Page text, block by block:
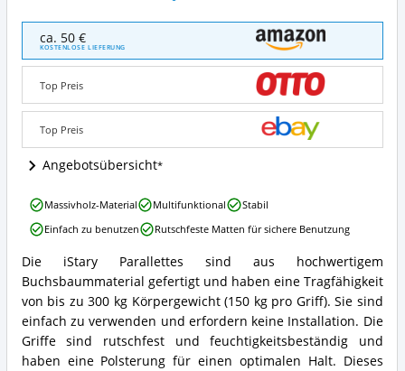
Parallettes
Angebote:
Parallettes
erhältlich?
ca. 50 €
KOSTENLOSE LIEFERUNG
Top Preis
Top Preis
Angebotsübersicht
iStary
Parallettes
Zusammenfassung:
Was
bietet
Parallettes?
Die iStary Parallettes sind aus hochwertigem
Buchsbaummaterial gefertigt und haben eine Tragfähigkeit
von bis zu 300 kg Körpergewicht (150 kg pro Griff). Sie sind
einfach zu verwenden und erfordern keine Installation. Die
Griffe sind rutschfest und feuchtigkeitsbeständig und
haben eine Polsterung für einen optimalen Halt. Dieses
iStary
Parallettes
Vorteile:
spricht
für
Parallettes?
Massivholz-Material Multifunktional
Stabil
Einfach zu benutzen
Rutschfeste Matten für sichere Benutzung